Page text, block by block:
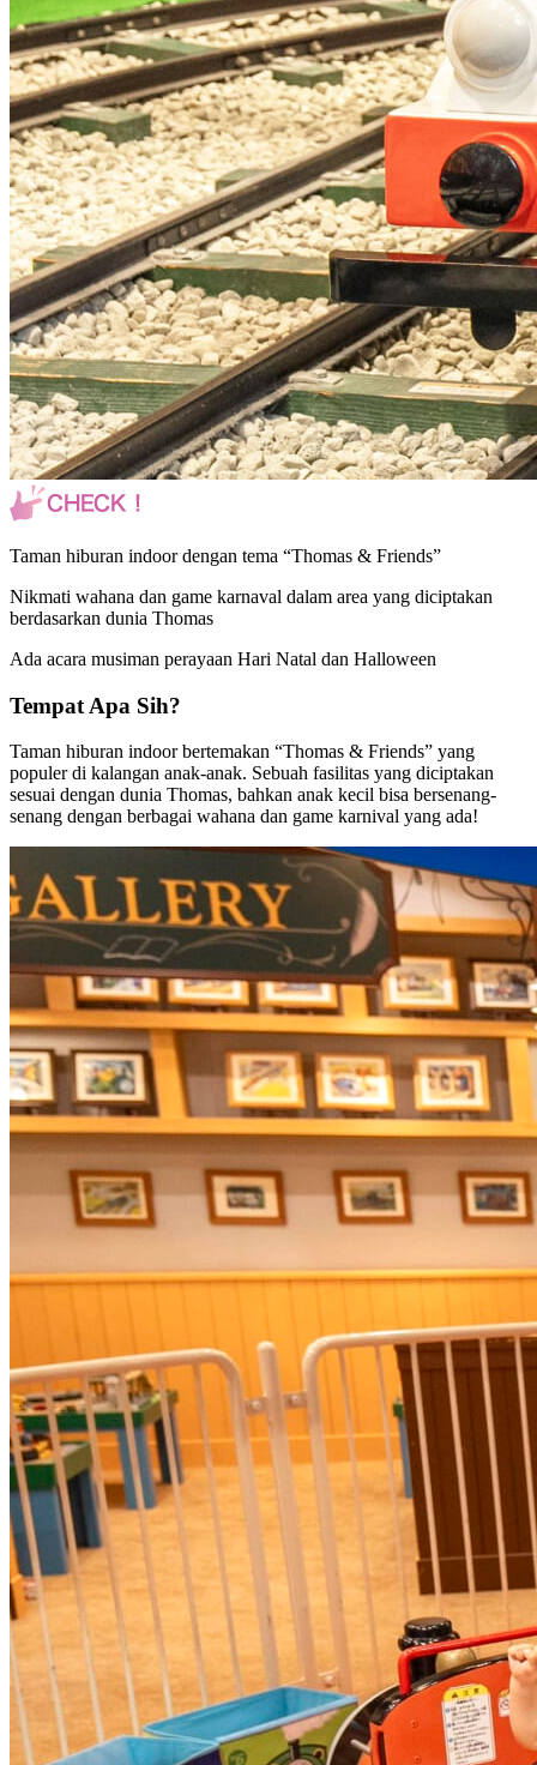
Taman hiburan indoor dengan tema “Thomas & Friends”
Nikmati wahana dan game karnaval dalam area yang diciptakan
berdasarkan dunia Thomas
Ada acara musiman perayaan Hari Natal dan Halloween
Tempat Apa Sih?
Taman hiburan indoor bertemakan “Thomas & Friends” yang
populer di kalangan anak-anak. Sebuah fasilitas yang diciptakan
sesuai dengan dunia Thomas, bahkan anak kecil bisa bersenang-
senang dengan berbagai wahana dan game karnival yang ada!